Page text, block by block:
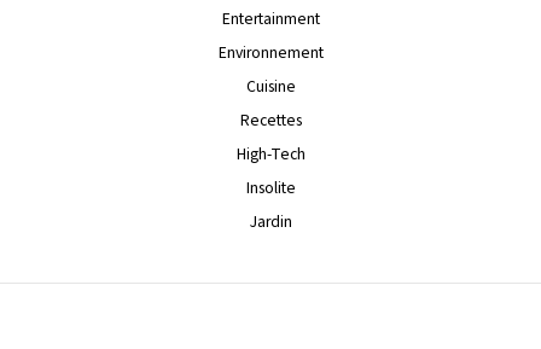
Entertainment
Environnement
Cuisine
Recettes
High-Tech
Insolite
Jardin